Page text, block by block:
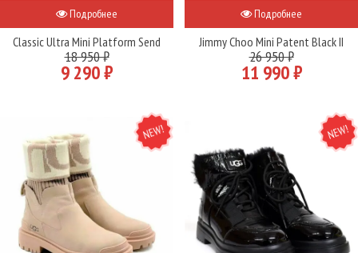
Подробнее
Classic Ultra Mini Platform Send
18 950 ₽
9 290 ₽
Подробнее
Jimmy Choo Mini Patent Black II
26 950 ₽
11 990 ₽
NEW NEW